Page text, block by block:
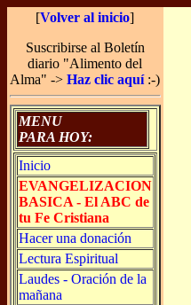
[Volver al inicio]
Suscribirse al Boletín
diario "Alimento del
Alma" ->Haz clic aquí:-)
MENU
PARA HOY:
Inicio
EVANGELIZACION
BASICA - El ABC de
tu Fe Cristiana
Hacer una donación
Lectura Espiritual
Laudes - Oración de la
mañana